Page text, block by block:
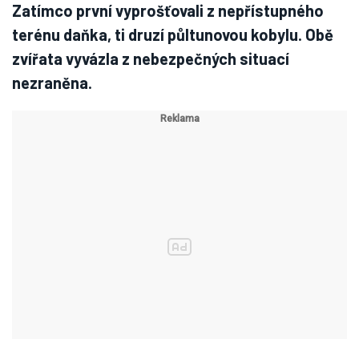
Zatímco první vyprošťovali z nepřístupného
terénu daňka, ti druzí půltunovou kobylu. Obě
zvířata vyvázla z nebezpečných situací
nezraněna.